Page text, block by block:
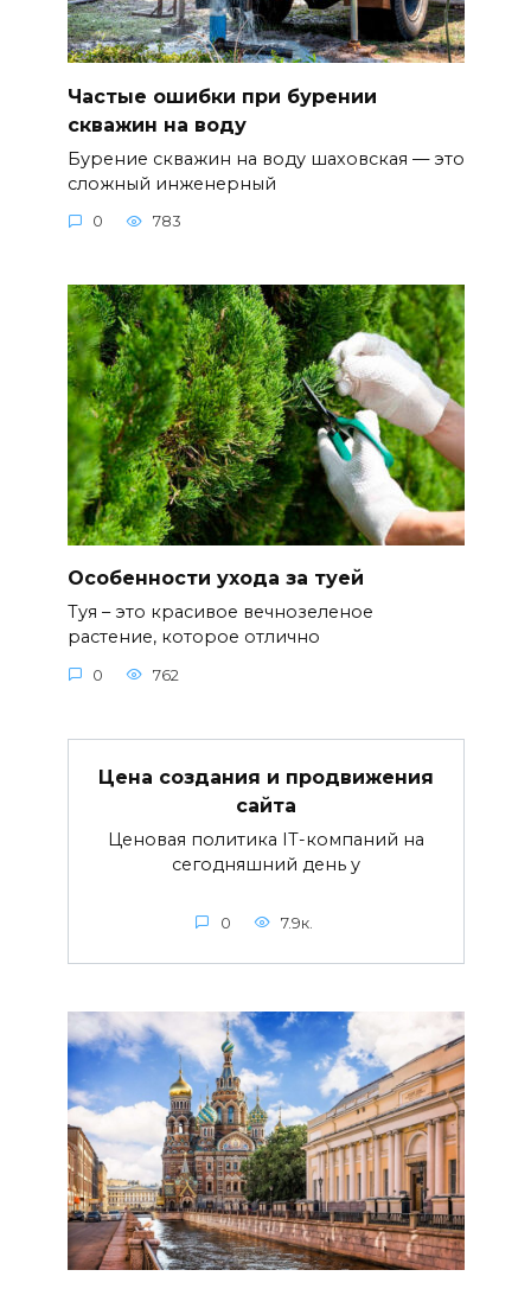
Частые ошибки при бурении
скважин на воду
Бурение скважин на воду шаховская — это
сложный инженерный
0 783
Особенности ухода за туей
Туя – это красивое вечнозеленое
растение, которое отлично
0 762
Цена создания и продвижения
сайта
Ценовая политика IT-компаний на
сегодняшний день у
0 7.9к.